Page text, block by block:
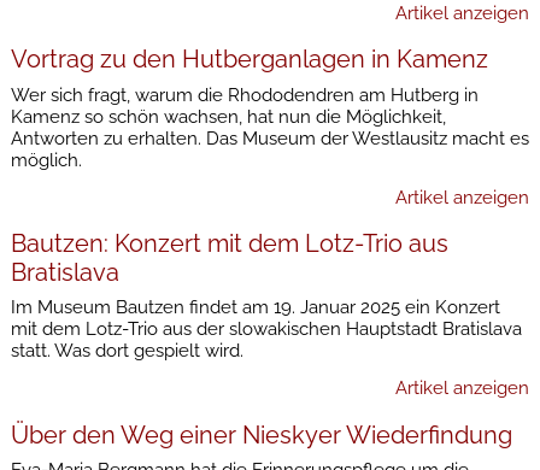
Artikel anzeigen
Vortrag zu den Hutberganlagen in Kamenz
Wer sich fragt, warum die Rhododendren am Hutberg in
Kamenz so schön wachsen, hat nun die Möglichkeit,
Antworten zu erhalten. Das Museum der Westlausitz macht es
möglich.
Artikel anzeigen
Bautzen: Konzert mit dem Lotz-Trio aus
Bratislava
Im Museum Bautzen findet am 19. Januar 2025 ein Konzert
mit dem Lotz-Trio aus der slowakischen Hauptstadt Bratislava
statt. Was dort gespielt wird.
Artikel anzeigen
Über den Weg einer Nieskyer Wiederfindung